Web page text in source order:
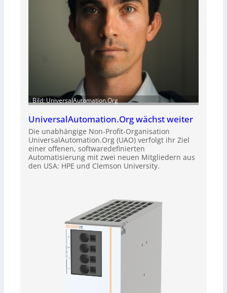
Bild: UniversalAutomation.Org
UniversalAutomation.Org wächst weiter
Die unabhängige Non-Profit-Organisation
UniversalAutomation.Org (UAO) verfolgt ihr Ziel
einer offenen, softwaredefinierten
Automatisierung mit zwei neuen Mitgliedern aus
den USA: HPE und Clemson University.